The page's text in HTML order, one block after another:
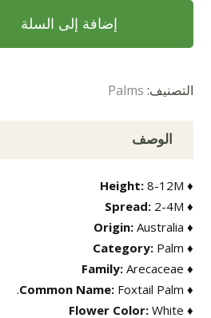
إضافة إلى السلة
التصنيف: Palms
الوصف
♦ Height:
8-12M
♦ Spread:
2-4M
♦ Origin:
Australia
♦ Category:
Palm
♦ Family:
Arecaceae
♦ Common Name:
Foxtail Palm
.
♦ Flower Color:
White